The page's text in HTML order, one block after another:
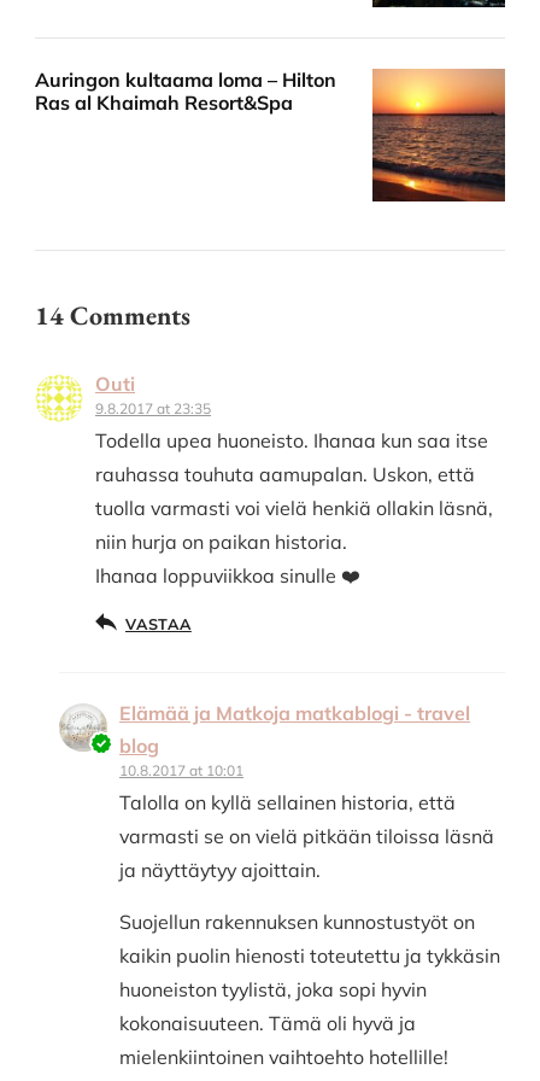
Auringon kultaama loma – Hilton
Ras al Khaimah Resort&Spa
14 Comments
Outi
9.8.2017 at 23:35
Todella upea huoneisto. Ihanaa kun saa itse
rauhassa touhuta aamupalan. Uskon, että
tuolla varmasti voi vielä henkiä ollakin läsnä,
niin hurja on paikan historia.
Ihanaa loppuviikkoa sinulle ❤️
VASTAA
Elämää ja Matkoja matkablogi - travel
blog
10.8.2017 at 10:01
Talolla on kyllä sellainen historia, että
varmasti se on vielä pitkään tiloissa läsnä
ja näyttäytyy ajoittain.
Suojellun rakennuksen kunnostustyöt on
kaikin puolin hienosti toteutettu ja tykkäsin
huoneiston tyylistä, joka sopi hyvin
kokonaisuuteen. Tämä oli hyvä ja
mielenkiintoinen vaihtoehto hotellille!